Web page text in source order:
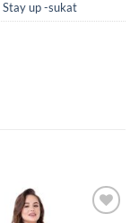
Stay up -sukat